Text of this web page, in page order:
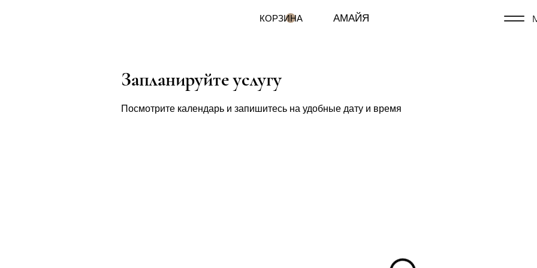
КОРЗИНА АМАЙЯ
Запланируйте услугу
Посмотрите календарь и запишитесь на удобные дату и время